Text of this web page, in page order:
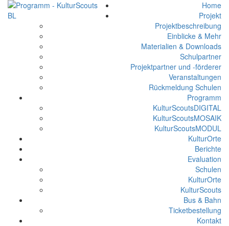
Home
Projekt
Projektbeschreibung
Einblicke & Mehr
Materialien & Downloads
Schulpartner
Projektpartner und -förderer
Veranstaltungen
Rückmeldung Schulen
Programm
KulturScoutsDIGITAL
KulturScoutsMOSAIK
KulturScoutsMODUL
KulturOrte
Berichte
Evaluation
Schulen
KulturOrte
KulturScouts
Bus & Bahn
Ticketbestellung
Kontakt